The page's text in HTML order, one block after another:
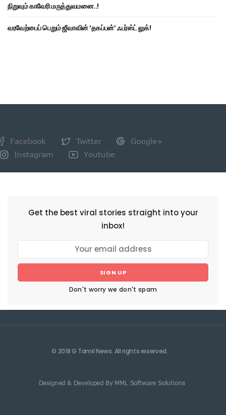
நிறுவும் காவேரி மருத்துவமனை..!
வரவேற்பைப் பெறும் ஜீவாவின் ‘தகப்பன்’ ஃபர்ஸ்ட் லுக்!
Facebook Twitter
Google+
Instagram
Youtube
Get the best viral stories straight into your
inbox!
SIGN UP
Don't worry we don't spam
© 2018 G Tamil News. All rights reserved.
Designed & Developed By MML Software Solutions